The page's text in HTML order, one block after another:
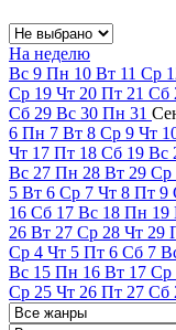
На неделю
Вс 9 Пн 10 Вт 11 Ср
Ср 19 Чт 20 Пт 21 Сб
Сб 29 Вс 30 Пн 31
6 Пн 7 Вт 8 Ср 9 Чт
Чт 17 Пт 18 Сб 19 Вс
Вс 27 Пн 28 Вт 29 Ср
5 Вт 6 Ср 7 Чт 8 Пт 9
16 Сб 17 Вс 18 Пн 19
26 Вт 27 Ср 28 Чт 29
Ср 4 Чт 5 Пт 6 Сб 7
Вс 15 Пн 16 Вт 17 Ср
Ср 25 Чт 26 Пт 27 Сб